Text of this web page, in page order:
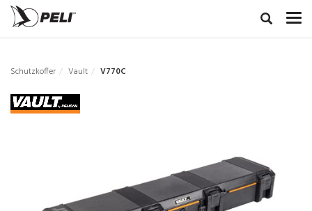
Schutzkoffer Vault V770C